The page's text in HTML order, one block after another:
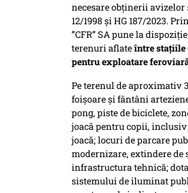
necesare obţinerii avizelor
12/1998 şi HG 187/2023.
”CFR” SA pune la
terenuri aflateîntre staţiile
pentru exploatare
Pe terenul de aproximativ
foişoare şi fântâni
pong, piste de biciclete,
joacă pentru copii,
joacă; locuri de parcare
modernizare, extindere de
infrastructura tehnică;
sistemului de iluminat